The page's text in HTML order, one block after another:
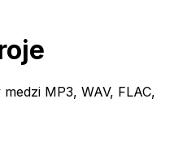
MP3, WAV, FLAC,